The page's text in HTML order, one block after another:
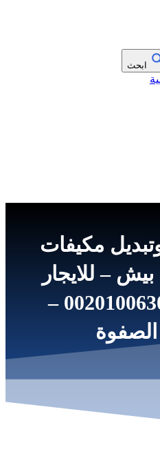
ابحث
مكيفات
– للايجار
واتس 00201006307526 –